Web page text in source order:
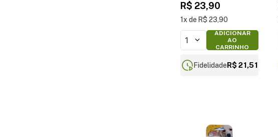
R$ 23,90
1 R$ 23,90
1
ADICIONAR
AO
CARRINHO
FidelidadeR$ 21,51